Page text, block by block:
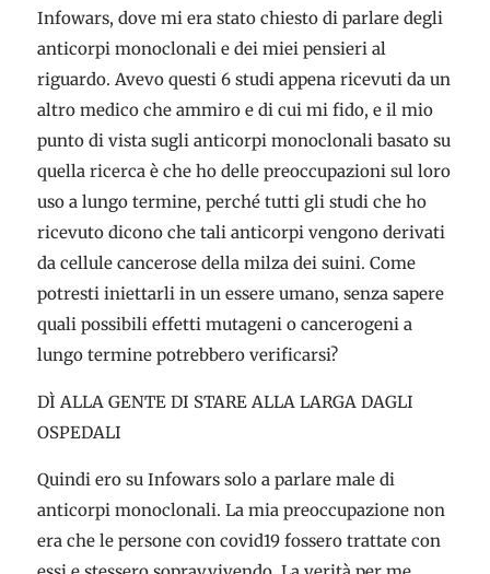
Infowars, dove mi era stato chiesto di parlare degli
anticorpi monoclonali e dei miei pensieri al
riguardo. Avevo questi 6 studi appena ricevuti da un
altro medico che ammiro e di cui mi fido, e il mio
punto di vista sugli anticorpi monoclonali basato su
quella ricerca è che ho delle preoccupazioni sul loro
uso a lungo termine, perché tutti gli studi che ho
ricevuto dicono che tali anticorpi vengono derivati
da cellule cancerose della milza dei suini. Come
potresti iniettarli in un essere umano, senza sapere
quali possibili effetti mutageni o cancerogeni a
lungo termine potrebbero verificarsi?
DÌ ALLA GENTE DI STARE ALLA LARGA DAGLI
OSPEDALI
Quindi ero su Infowars solo a parlare male di
anticorpi monoclonali. La mia preoccupazione non
era che le persone con covid19 fossero trattate con